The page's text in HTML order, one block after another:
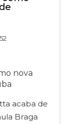
acaba de
Braga